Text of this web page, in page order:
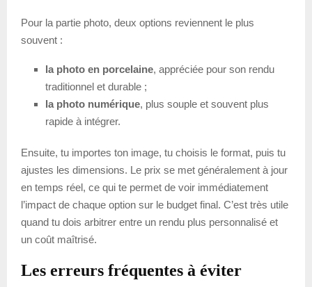
Pour la partie photo, deux options reviennent le plus
souvent :
la photo en porcelaine, appréciée pour son rendu
traditionnel et durable ;
la photo numérique, plus souple et souvent plus
rapide à intégrer.
Ensuite, tu importes ton image, tu choisis le format, puis tu
ajustes les dimensions. Le prix se met généralement à jour
en temps réel, ce qui te permet de voir immédiatement
l’impact de chaque option sur le budget final. C’est très utile
quand tu dois arbitrer entre un rendu plus personnalisé et
un coût maîtrisé.
Les erreurs fréquentes à éviter